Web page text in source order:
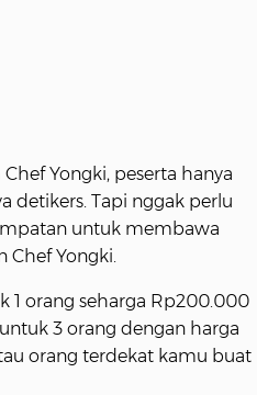
Yongki, peserta hanya
detikers. Tapi nggak perlu
untuk membawa
Yongki.
1 orang seharga Rp200.000
3 orang dengan harga
orang terdekat kamu buat